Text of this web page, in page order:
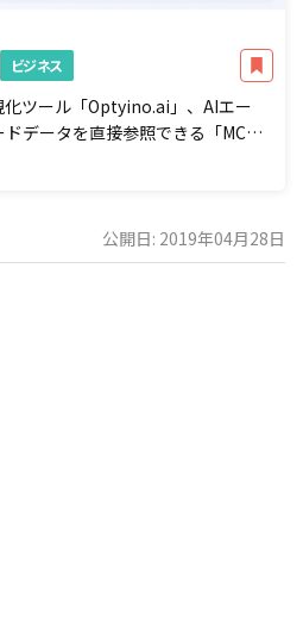
ビジネス
ツール「Optyino.ai」、AIエー
データを直接参照できる「MCP
公開日: 2019年04月28日